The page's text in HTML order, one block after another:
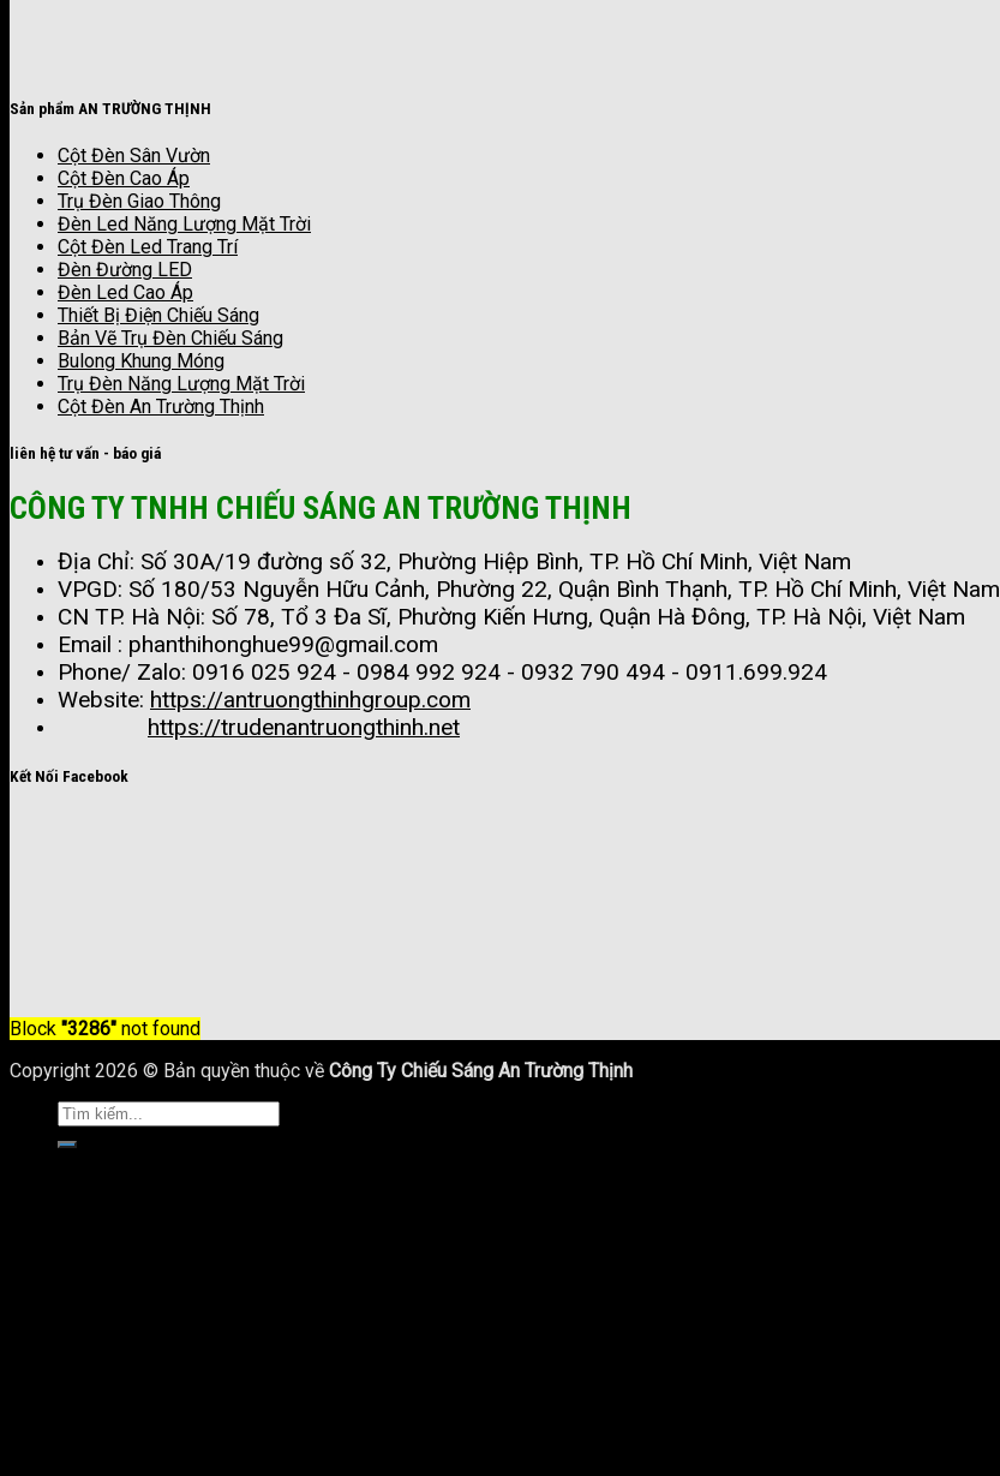
Sản phẩm AN TRƯỜNG THỊNH
Cột Đèn Sân Vườn
Cột Đèn Cao Áp
Trụ Đèn Giao Thông
Đèn Led Năng Lượng Mặt Trời
Cột Đèn Led Trang Trí
Đèn Đường LED
Đèn Led Cao Áp
Thiết Bị Điện Chiếu Sáng
Bản Vẽ Trụ Đèn Chiếu Sáng
Bulong Khung Móng
Trụ Đèn Năng Lượng Mặt Trời
Cột Đèn An Trường Thịnh
liên hệ tư vấn - báo giá
CÔNG TY TNHH CHIẾU SÁNG AN TRƯỜNG THỊNH
Địa Chỉ: Số 30A/19 đường số 32, Phường Hiệp Bình, TP. Hồ Chí Minh, Việt Nam
VPGD: Số 180/53 Nguyễn Hữu Cảnh, Phường 22, Quận Bình Thạnh, TP. Hồ Chí Minh, Việt Nam
CN TP. Hà Nội: Số 78, Tổ 3 Đa Sĩ, Phường Kiến Hưng, Quận Hà Đông, TP. Hà Nội, Việt Nam
Email : phanthihonghue99@gmail.com
Phone/ Zalo: 0916 025 924 - 0984 992 924 - 0932 790 494 - 0911.699.924
Website: https://antruongthinhgroup.com
https://trudenantruongthinh.net
Kết Nối Facebook
Block "3286" not found
Copyright 2026 © Bản quyền thuộc về Công Ty Chiếu Sáng An Trường Thịnh